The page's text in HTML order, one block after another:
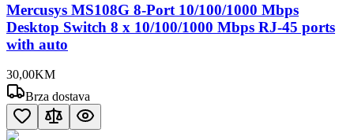
Mercusys MS108G 8-Port 10/100/1000 Mbps
Desktop Switch 8 x 10/100/1000 Mbps RJ-45 ports
with auto
30,00KM
Brza dostava